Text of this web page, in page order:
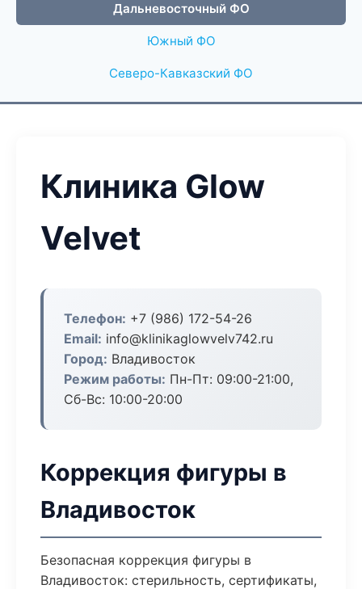
Дальневосточный ФО
Южный ФО
Северо-Кавказский ФО
Клиника Glow
Velvet
Телефон: +7 (986) 172-54-26
Email: info@klinikaglowvelv742.ru
Город: Владивосток
Режим работы: Пн-Пт: 09:00-21:00,
Сб-Вс: 10:00-20:00
Коррекция фигуры в
Владивосток
Безопасная коррекция фигуры в
Владивосток: стерильность, сертификаты,